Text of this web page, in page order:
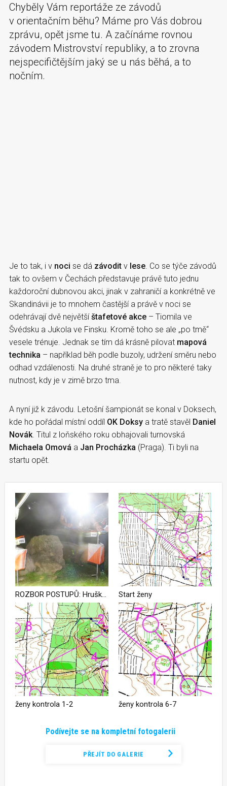
Chyběly Vám reportáže ze závodů
v orientačním běhu? Máme pro Vás dobrou
zprávu, opět jsme tu. A začínáme rovnou
závodem Mistrovství republiky, a to zrovna
nejspecifičtějším jaký se u nás běhá, a to
nočním.
Je to tak, i v noci se dá závodit v lese . Co se týče závodů
tak to ovšem v Čechách představuje právě tuto jednu
každoroční dubnovou akci, jinak v zahraničí a konkrétně ve
Skandinávii je to mnohem častější a právě v noci se
odehrávají dvě největšíštafetové akce – Tiomila ve
Švédsku a Jukola ve Finsku. Kromě toho se ale „po tmě“
vesele trénuje. Jednak se tím dá krásně pilovat mapová
technika – například běh podle buzoly, udržení směru nebo
odhad vzdálenosti. Na druhé straně je to pro některé taky
nutnost, kdy je v zimě brzo tma.
A nyní již k závodu. Letošní šampionát se konal v Doksech,
kde ho pořádal místní oddíl OK Doksy a tratě stavěl Daniel
Novák . Titul z loňského roku obhajovali turnovská
Michaela Omová a Jan Procházka (Praga). Ti byli na
startu opět.
Podívejte se na kompletní fotogalerii
PŘEJÍT DO GALERIE
Start ženy
ženy kontrola 1-2 ženy kontrola 6-7